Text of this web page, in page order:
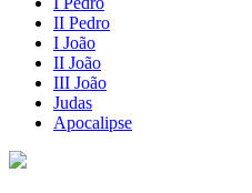
II Pedro
I João
II João
III João
Judas
Apocalipse